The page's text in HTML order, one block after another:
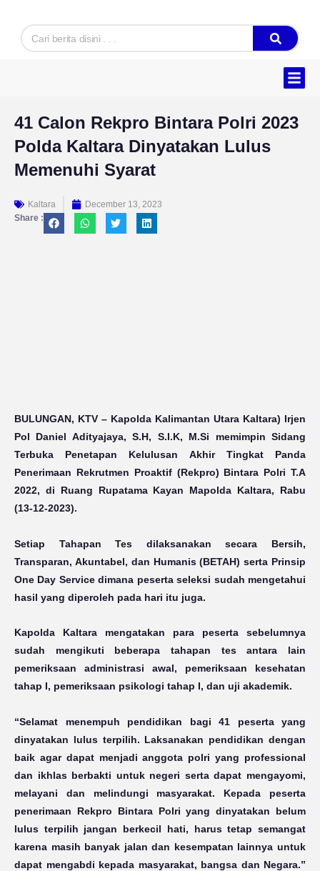
content
Search
41 Calon Rekpro Bintara Polri 2023
Polda Kaltara Dinyatakan Lulus
Memenuhi Syarat
Kaltara
December 13, 2023
Share :
BULUNGAN, KTV – Kapolda Kalimantan Utara Kaltara) Irjen
Pol Daniel Adityajaya, S.H, S.I.K, M.Si memimpin Sidang
Terbuka Penetapan Kelulusan Akhir Tingkat Panda
Penerimaan Rekrutmen Proaktif (Rekpro) Bintara Polri T.A
2022, di Ruang Rupatama Kayan Mapolda Kaltara, Rabu
(13-12-2023).
Setiap Tahapan Tes dilaksanakan secara Bersih,
Transparan, Akuntabel, dan Humanis (BETAH) serta Prinsip
One Day Service dimana peserta seleksi sudah mengetahui
hasil yang diperoleh pada hari itu juga.
Kapolda Kaltara mengatakan para peserta sebelumnya
sudah mengikuti beberapa tahapan tes antara lain
pemeriksaan administrasi awal, pemeriksaan kesehatan
tahap I, pemeriksaan psikologi tahap I, dan uji akademik.
“Selamat menempuh pendidikan bagi 41 peserta yang
dinyatakan lulus terpilih. Laksanakan pendidikan dengan
baik agar dapat menjadi anggota polri yang professional
dan ikhlas berbakti untuk negeri serta dapat mengayomi,
melayani dan melindungi masyarakat. Kepada peserta
penerimaan Rekpro Bintara Polri yang dinyatakan belum
lulus terpilih jangan berkecil hati, harus tetap semangat
karena masih banyak jalan dan kesempatan lainnya untuk
dapat mengabdi kepada masyarakat, bangsa dan Negara.”